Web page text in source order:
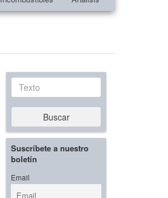
Texto
Buscar
Suscríbete a nuestro
boletín
Email